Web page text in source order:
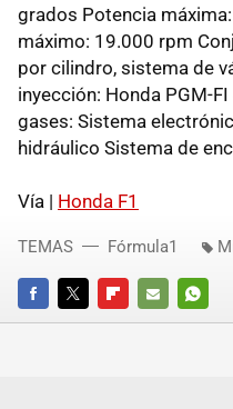
grados Potencia
máximo: 19.000 rpm
por cilindro, sistema de
inyección: Honda PGM-
gases: Sistema
hidráulico Sistema de
Vía | Honda F1
FACEBOOKTWITTERFLIPBOARD
E-
TEMAS Fórmula1